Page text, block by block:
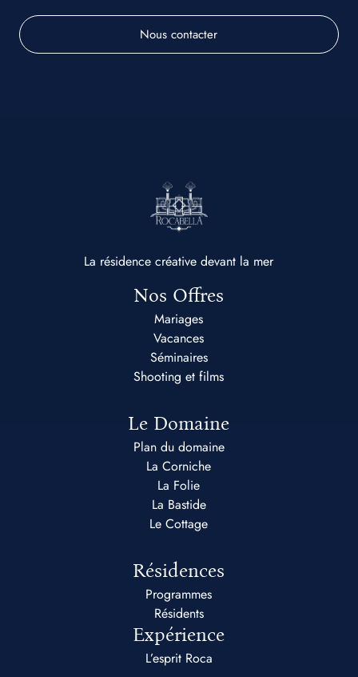
Nous contacter
La résidence créative devant la mer
Nos Offres
Mariages
Vacances
Séminaires
Shooting et films
Le Domaine
Plan du domaine
La Corniche
La Folie
La Bastide
Le Cottage
Résidences
Programmes
Résidents
Expérience
L’esprit Roca